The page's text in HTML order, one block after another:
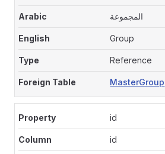
المجموعة
Group
Reference
MasterGroup
id
id